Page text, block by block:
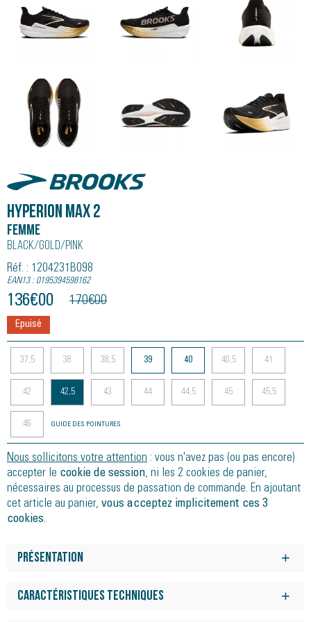
Brooks
HYPERION MAX 2
Femme
Black/gold/pink
Réf. : 1204231B098
EAN13 : 0195394598162
136€00 170€00
Epuisé
37,5 38 38,5 39 40 40,5 41
42 42,5 43 44 44,5 45 45,5
46 GUIDE DES POINTURES
Nous sollicitons votre attention : vous n'avez pas (ou pas encore)
accepter le cookie de session, ni les 2 cookies de panier,
nécessaires au processus de passation de commande. En ajoutant
cet article au panier, vous acceptez implicitement ces 3
cookies.
Présentation
Conception protectrice
Caractéristiques techniques